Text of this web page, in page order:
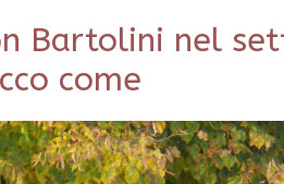
Bartolini nel
come